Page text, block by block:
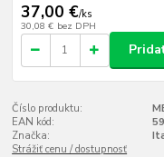
37,00 €/ks
30,08 € bez DPH
Číslo produktu:
EAN kód:
Značka:
Strážiť cenu / dostupnosť